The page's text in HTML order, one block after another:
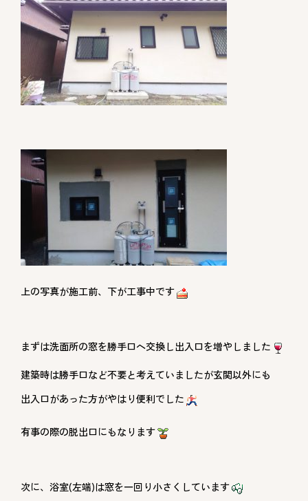
上の写真が施工前、下が工事中です
まずは洗面所の窓を勝手口へ交換し出入口を増やしました
建築時は勝手口など不要と考えていましたが玄関以外にも
出入口があった方がやはり便利でした
有事の際の脱出口にもなります
次に、浴室(左端)は窓を一回り小さくしています